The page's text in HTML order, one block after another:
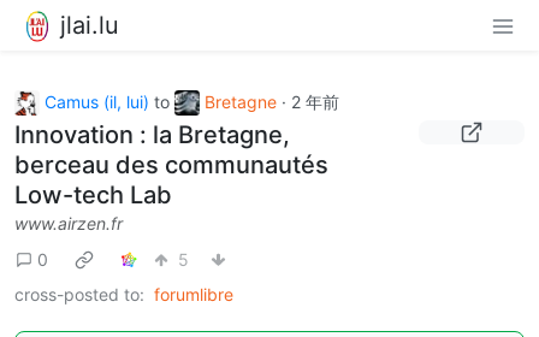
jlai.lu
Camus (il, lui) to Bretagne · 2 年前
Innovation : la Bretagne,
berceau des communautés
Low-tech Lab
www.airzen.fr
0
5
cross-posted to: forumlibre